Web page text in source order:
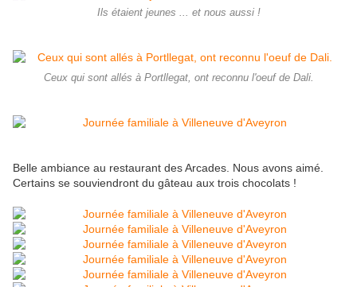
Ils étaient jeunes ... et nous aussi !
Ceux qui sont allés à Portllegat, ont reconnu l'oeuf de Dali.
Belle ambiance au restaurant des Arcades. Nous avons aimé.
Certains se souviendront du gâteau aux trois chocolats !